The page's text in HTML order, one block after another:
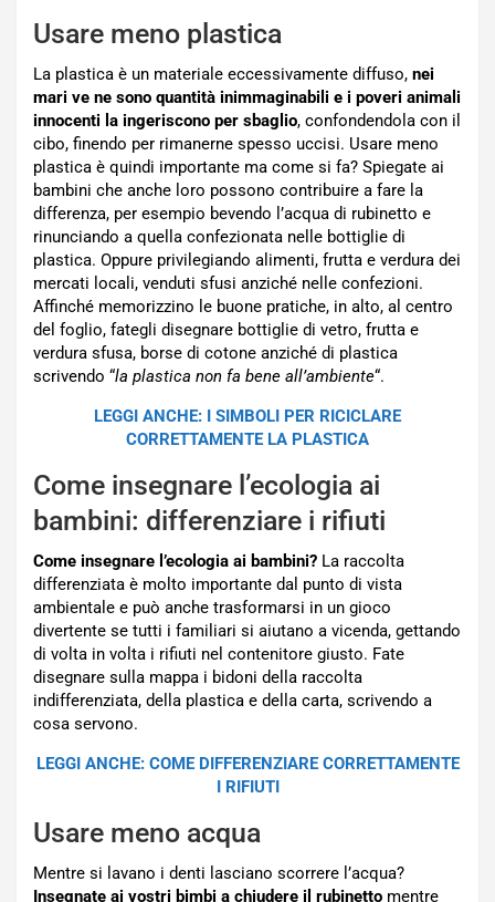
Usare meno plastica
La plastica è un materiale eccessivamente diffuso, nei
mari ve ne sono quantità inimmaginabili e i poveri animali
innocenti la ingeriscono per sbaglio, confondendola con il
cibo, finendo per rimanerne spesso uccisi. Usare meno
plastica è quindi importante ma come si fa? Spiegate ai
bambini che anche loro possono contribuire a fare la
differenza, per esempio bevendo l’acqua di rubinetto e
rinunciando a quella confezionata nelle bottiglie di
plastica. Oppure privilegiando alimenti, frutta e verdura dei
mercati locali, venduti sfusi anziché nelle confezioni.
Affinché memorizzino le buone pratiche, in alto, al centro
del foglio, fategli disegnare bottiglie di vetro, frutta e
verdura sfusa, borse di cotone anziché di plastica
scrivendo “la plastica non fa bene all’ambiente“.
LEGGI ANCHE: I SIMBOLI PER RICICLARE
CORRETTAMENTE LA PLASTICA
Come insegnare l’ecologia ai
bambini: differenziare i rifiuti
Come insegnare l’ecologia ai bambini? La raccolta
differenziata è molto importante dal punto di vista
ambientale e può anche trasformarsi in un gioco
divertente se tutti i familiari si aiutano a vicenda, gettando
di volta in volta i rifiuti nel contenitore giusto. Fate
disegnare sulla mappa i bidoni della raccolta
indifferenziata, della plastica e della carta, scrivendo a
cosa servono.
LEGGI ANCHE: COME DIFFERENZIARE CORRETTAMENTE
I RIFIUTI
Usare meno acqua
Mentre si lavano i denti lasciano scorrere l’acqua?
Insegnate ai vostri bimbi a chiudere il rubinetto mentre